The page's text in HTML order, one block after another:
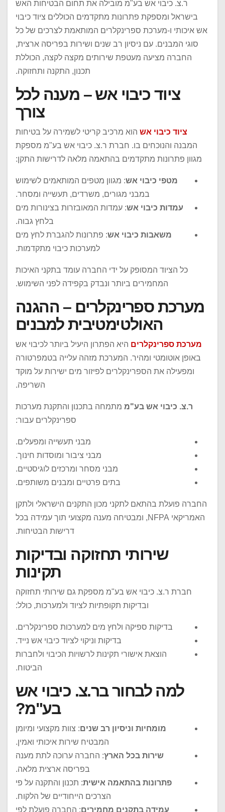
ר.צ. כיבוי אש בע"מ מובילה את תחום הבטיחות האש
בישראל ומספקת פתרונות מתקדמים הכוללים ציוד כיבוי
אש איכותי ו-מערכת ספרינקלרים המותאמת לצרכים של כל
סוגי המבנים. עם ניסיון רב שנים ושירות בפריסה ארצית,
החברה מציעה מעטפת שירותים מקצה לקצה, הכוללת
תכנון, התקנה ותחזוקה.
ציוד כיבוי אש – מענה לכל
צורך
ציוד כיבוי אש הוא מרכיב קריטי לשמירה על בטיחות
המבנה והנוכחים בו. חברת ר.צ. כיבוי אש בע"מ מספקת
מגוון פתרונות מתקדמים בהתאמה מלאה לדרישות התקן:
מטפי כיבוי אש: מגוון מטפים המותאמים לשימוש
במבני מגורים, משרדים, תעשייה ומסחר.
עמדות כיבוי אש: עמדות המאובזרות בצינורות מים
בלחץ גבוה.
משאבות כיבוי אש: פתרונות להגברת לחץ מים
למערכות כיבוי מתקדמות.
כל הציוד המסופק על ידי החברה עומד בתקני האיכות
המחמירים ביותר ונבדק בקפידה לפני השימוש.
מערכת ספרינקלרים – ההגנה
האולטימטיבית למבנים
מערכת ספרינקלרים היא הפתרון היעיל ביותר לכיבוי אש
באופן אוטומטי ומהיר. המערכת מזהה עלייה בטמפרטורה
ומפעילה את הספרינקלרים לפיזור מים ישירות על מוקד
השריפה.
ר.צ. כיבוי אש בע"מ מתמחה בתכנון והתקנת מערכות
ספרינקלרים עבור:
מבני תעשייה ומפעלים.
מבני ציבור ומוסדות חינוך.
מבני מסחר ומרכזים לוגיסטיים.
בתים פרטיים ומבנים משותפים.
החברה פועלת בהתאם לתקני מכון התקנים הישראלי ולתקן
האמריקאי NFPA, ומבטיחה מענה מקצועי תוך עמידה בכל
דרישות הבטיחות.
שירותי תחזוקה ובדיקות
תקינות
חברת ר.צ. כיבוי אש בע"מ מספקת גם שירותי תחזוקה
ובדיקות תקופתיות לציוד ולמערכות, כולל:
בדיקות ספיקה ולחץ מים למערכות ספרינקלרים.
בדיקות וניקוי לציוד כיבוי אש נייד.
הוצאת אישורי תקינות לרשויות הכיבוי ולחברות
הביטוח.
למה לבחור בר.צ. כיבוי אש
בע"מ?
מומחיות וניסיון רב שנים: צוות מקצועי ומיומן
המבטיח שירות איכותי ואמין.
שירות בכל הארץ: החברה ערוכה לתת מענה
בפריסה ארצית מלאה.
פתרונות בהתאמה אישית: תכנון והתקנה על פי
הצרכים הייחודיים של הלקוח.
עמידה בתקנים מחמירים: החברה פועלת לפי